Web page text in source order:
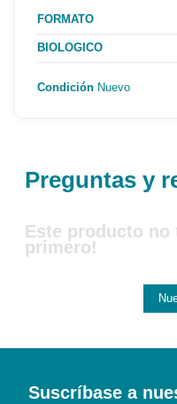
FORMATO
BIOLOGICO
Condición Nuevo
Preguntas y
Este producto no
primero!
Suscríbase a